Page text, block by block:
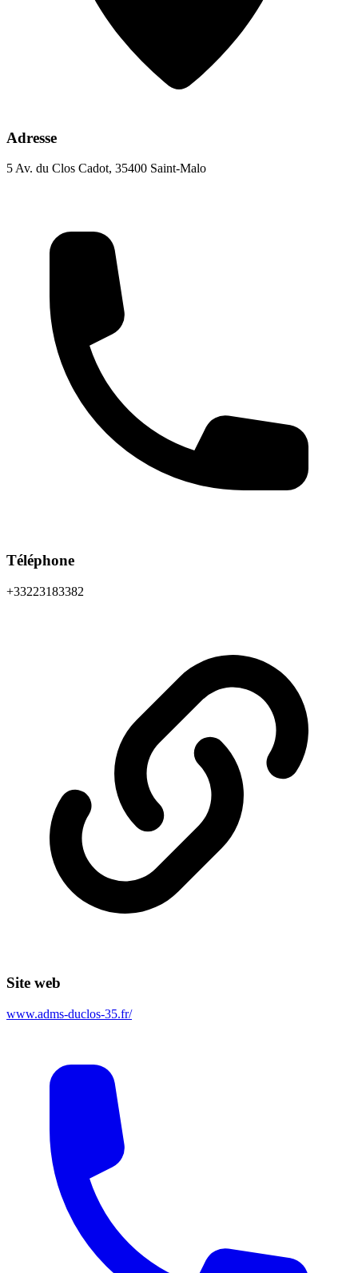
Adresse
5 Av. du Clos Cadot, 35400 Saint-Malo
Téléphone
+33223183382
Site web
www.adms-duclos-35.fr/